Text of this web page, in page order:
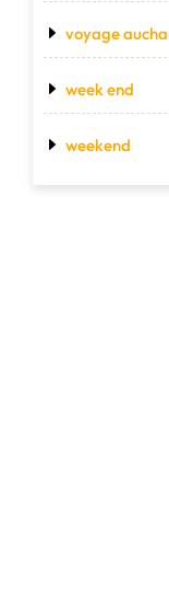
voyage
week end
weekend